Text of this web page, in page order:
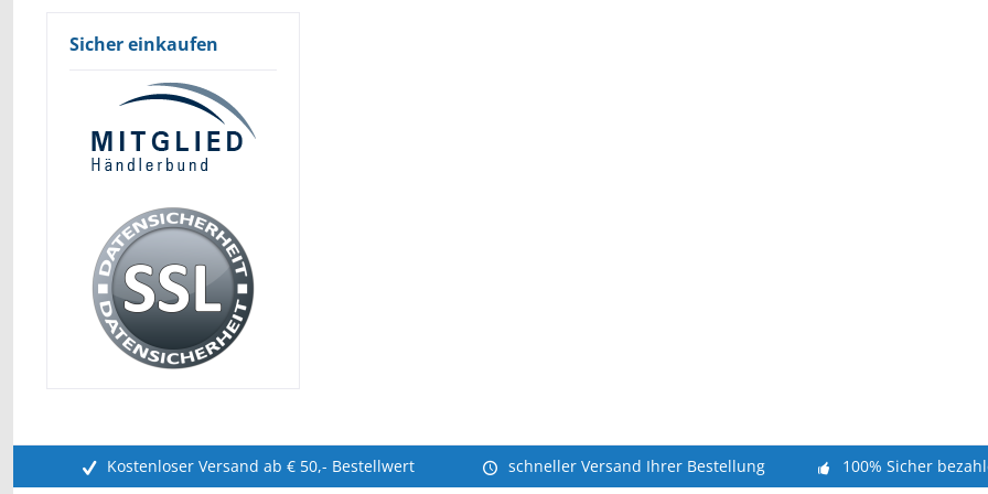
Sicher einkaufen
Kostenloser Versand ab € 50,- Bestellwert schneller Versand Ihrer Bestellung 100% Sicher